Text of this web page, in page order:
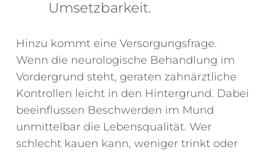
Umsetzbarkeit.
Hinzu kommt eine Versorgungsfrage.
Wenn die neurologische Behandlung im
Vordergrund steht, geraten zahnärztliche
Kontrollen leicht in den Hintergrund. Dabei
beeinflussen Beschwerden im Mund
unmittelbar die Lebensqualität. Wer
schlecht kauen kann, weniger trinkt oder